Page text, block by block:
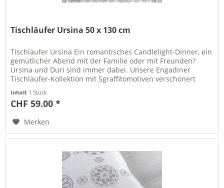
Tischläufer Ursina 50 x 130 cm
Tischläufer Ursina Ein romantisches Candlelight-Dinner, ein
gemütlicher Abend mit der Familie oder mit Freunden?
Ursina und Duri sind immer dabei. Unsere Engadiner
Tischläufer-Kollektion mit Sgraffitomotiven verschönert
Inhalt 1 Stück
CHF 59.00 *
Merken